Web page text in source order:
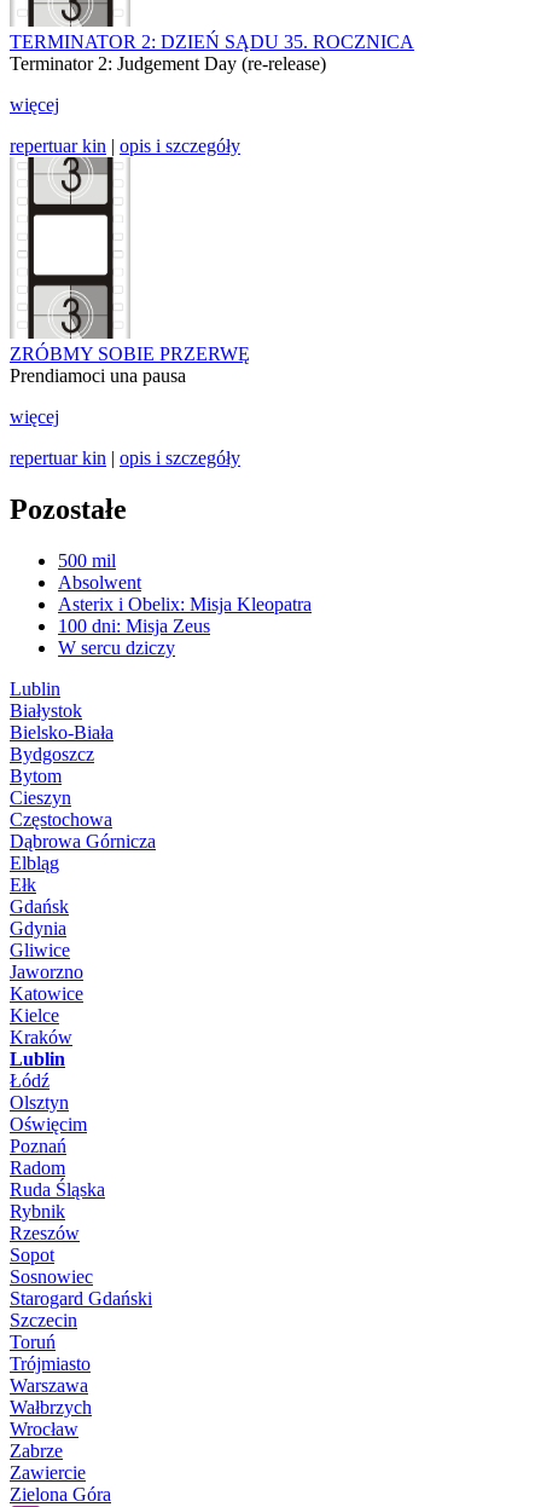
TERMINATOR 2: DZIEŃ SĄDU 35. ROCZNICA
Terminator 2: Judgement Day (re-release)
więcej
repertuar kin | opis i szczegóły
ZRÓBMY SOBIE PRZERWĘ
Prendiamoci una pausa
więcej
repertuar kin | opis i szczegóły
Pozostałe
500 mil
Absolwent
Asterix i Obelix: Misja Kleopatra
100 dni: Misja Zeus
W sercu dziczy
Lublin
Białystok
Bielsko-Biała
Bydgoszcz
Bytom
Cieszyn
Częstochowa
Dąbrowa Górnicza
Elbląg
Ełk
Gdańsk
Gdynia
Gliwice
Jaworzno
Katowice
Kielce
Kraków
Lublin
Łódź
Olsztyn
Oświęcim
Poznań
Radom
Ruda Śląska
Rybnik
Rzeszów
Sopot
Sosnowiec
Starogard Gdański
Szczecin
Toruń
Trójmiasto
Warszawa
Wałbrzych
Wrocław
Zabrze
Zawiercie
Zielona Góra